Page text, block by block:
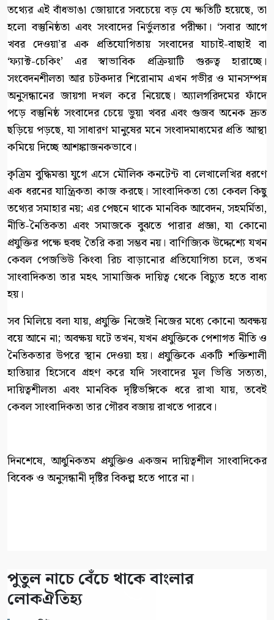
তথ্যের এই বাঁধভাঙা জোয়ারে সবচেয়ে বড় যে ক্ষতিটি হয়েছে, তা
হলো বস্তুনিষ্ঠতা এবং সংবাদের নির্ভুলতার পরীক্ষা। ‘সবার আগে
খবর দেওয়া’র এক প্রতিযোগিতায় সংবাদের যাচাই-বাছাই বা
‘ফ্যাক্ট-চেকিং’ এর স্বাভাবিক প্রক্রিয়াটি গুরুত্ব হারাচ্ছে।
সংবেদনশীলতা আর চটকদার শিরোনাম এখন গভীর ও মানসম্পন্ন
অনুসন্ধানের জায়গা দখল করে নিয়েছে। অ্যালগরিদমের ফাঁদে
পড়ে বস্তুনিষ্ঠ সংবাদের চেয়ে ভুয়া খবর এবং গুজব অনেক দ্রুত
ছড়িয়ে পড়ছে, যা সাধারণ মানুষের মনে সংবাদমাধ্যমের প্রতি আস্থা
কমিয়ে দিচ্ছে আশঙ্কাজনকভাবে।
কৃত্রিম বুদ্ধিমত্তা যুগে এসে মৌলিক কনটেন্ট বা লেখালেখির ধরণে
এক ধরনের যান্ত্রিকতা কাজ করছে। সাংবাদিকতা তো কেবল কিছু
তথ্যের সমাহার নয়; এর পেছনে থাকে মানবিক আবেদন, সহমর্মিতা,
নীতি-নৈতিকতা এবং সমাজকে বুঝতে পারার প্রজ্ঞা, যা কোনো
প্রযুক্তির পক্ষে হুবহু তৈরি করা সম্ভব নয়। বাণিজ্যিক উদ্দেশ্যে যখন
কেবল পেজভিউ কিংবা রিচ বাড়ানোর প্রতিযোগিতা চলে, তখন
সাংবাদিকতা তার মহৎ সামাজিক দায়িত্ব থেকে বিচ্যুত হতে বাধ্য
হয়।
সব মিলিয়ে বলা যায়, প্রযুক্তি নিজেই নিজের মধ্যে কোনো অবক্ষয়
বয়ে আনে না; অবক্ষয় ঘটে তখন, যখন প্রযুক্তিকে পেশাগত নীতি ও
নৈতিকতার উপরে স্থান দেওয়া হয়। প্রযুক্তিকে একটি শক্তিশালী
হাতিয়ার হিসেবে গ্রহণ করে যদি সংবাদের মূল ভিত্তি সত্যতা,
দায়িত্বশীলতা এবং মানবিক দৃষ্টিভঙ্গিকে ধরে রাখা যায়, তবেই
কেবল সাংবাদিকতা তার গৌরব বজায় রাখতে পারবে।
দিনশেষে, আধুনিকতম প্রযুক্তিও একজন দায়িত্বশীল সাংবাদিকের
বিবেক ও অনুসন্ধানী দৃষ্টির বিকল্প হতে পারে না।
পুতুল নাচে বেঁচে থাকে বাংলার
লোকঐতিহ্য